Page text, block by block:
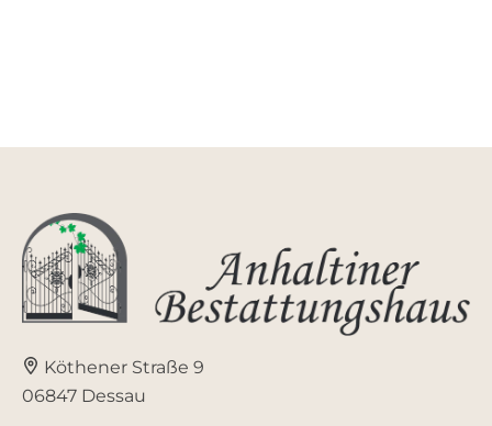
Köthener Straße 9
06847 Dessau